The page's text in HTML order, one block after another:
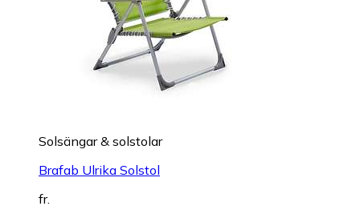
Solsängar & solstolar
Brafab Ulrika Solstol
fr.